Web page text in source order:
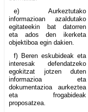
e) Aurkeztutako
informazioan azaldutako
egitateekin bat datorren
eta ados den ikerketa
objektiboa egin dakien.
f) Beren eskubideak eta
interesak defendatzeko
egokitzat jotzen duten
informazioa eta
dokumentazioa aurkeztea
eta frogabideak
proposatzea.